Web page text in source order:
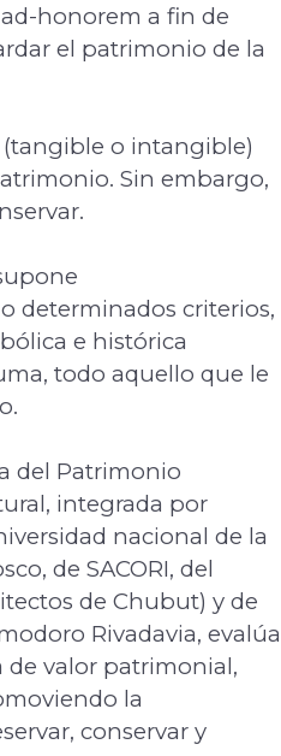
ad-honorem a fin de
el patrimonio de la
o intangible)
Sin embargo,
determinados criterios,
e histórica
todo aquello que le
del Patrimonio
integrada por
nacional de la
de SACORI, del
de Chubut) y de
Rivadavia, evalúa
de valor patrimonial,
la
conservar y